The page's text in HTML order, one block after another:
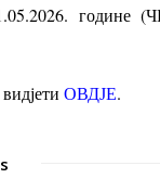
године
видјетиОВДЈЕ.